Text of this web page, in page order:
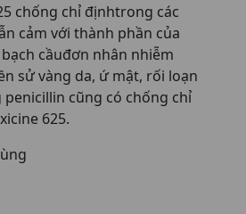
chống chỉ địnhtrong các
cảm với thành phần của
cầuđơn nhân nhiễm
sử vàng da, ứ mật, rối loạn
cũng có chống chỉ
625.